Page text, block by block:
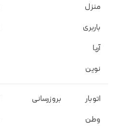
منزل
باربری
آریا
نوین
اتوبار
وطن
بروزرسانی